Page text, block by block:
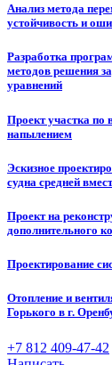
Анализ метода
устойчивость и
Разработка
методов решения
уравнений
Проект участка по
напылением
Эскизное
судна средней
Проект на
дополнительного
Проектирование
Отопление и
Горького в г.
+7 812 409-47-42